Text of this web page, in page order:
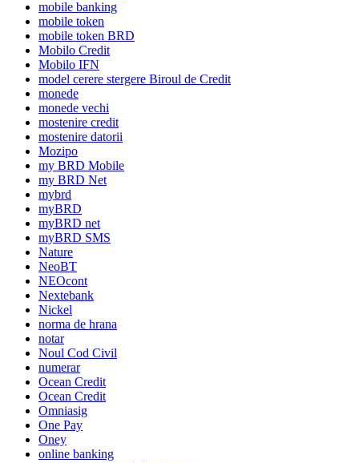
mobile banking
mobile token
mobile token BRD
Mobilo Credit
Mobilo IFN
model cerere stergere Biroul de Credit
monede
monede vechi
mostenire credit
mostenire datorii
Mozipo
my BRD Mobile
my BRD Net
mybrd
myBRD
myBRD net
myBRD SMS
Nature
NeoBT
NEOcont
Nextebank
Nickel
norma de hrana
notar
Noul Cod Civil
numerar
Ocean Credit
Ocean Credit
Omniasig
One Pay
Oney
online banking